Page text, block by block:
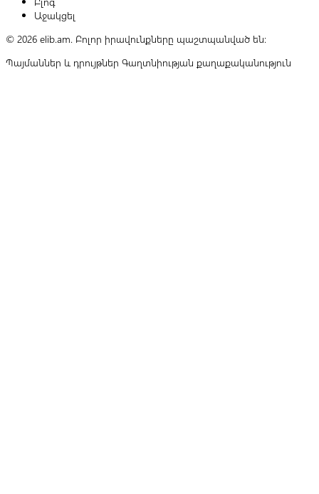
Աջակցել
© 2026 elib.am. Բոլոր իրավունքները պաշտպանված են:
Պայմաններ և դրույթներ Գաղտնիության քաղաքականություն